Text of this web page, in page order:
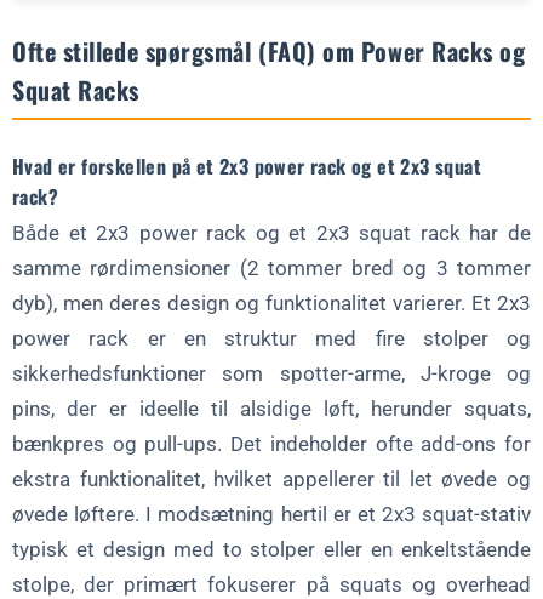
Ofte stillede spørgsmål (FAQ) om Power Racks og
Squat Racks
Hvad er forskellen på et 2x3 power rack og et 2x3 squat
rack?
Både et 2x3 power rack og et 2x3 squat rack har de
samme rørdimensioner (2 tommer bred og 3 tommer
dyb), men deres design og funktionalitet varierer. Et 2x3
power rack er en struktur med fire stolper og
sikkerhedsfunktioner som spotter-arme, J-kroge og
pins, der er ideelle til alsidige løft, herunder squats,
bænkpres og pull-ups. Det indeholder ofte add-ons for
ekstra funktionalitet, hvilket appellerer til let øvede og
øvede løftere. I modsætning hertil er et 2x3 squat-stativ
typisk et design med to stolper eller en enkeltstående
stolpe, der primært fokuserer på squats og overhead